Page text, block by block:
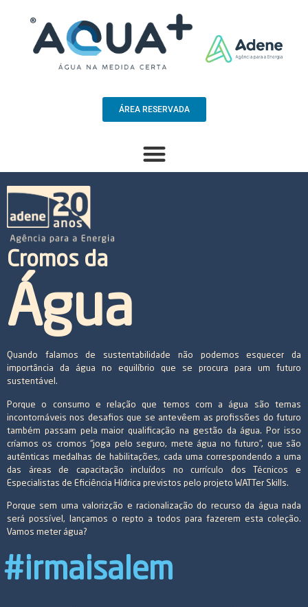
ÁREA RESERVADA
Cromos da
Água
Quando falamos de sustentabilidade não podemos esquecer da
importância da água no equilíbrio que se procura para um futuro
sustentável.
Porque o consumo e relação que temos com a água são temas
incontornáveis nos desafios que se antevêem as profissões do futuro
também passam pela maior qualificação na gestão da água. Por isso
críamos os cromos “joga pelo seguro, mete água no futuro”, que são
autênticas medalhas de habilitações, cada uma correspondendo a uma
das áreas de capacitação incluídos no currículo dos Técnicos e
Especialistas de Eficiência Hídrica previstos pelo projeto WATTer Skills.
Porque sem uma valorizção e racionalização do recurso da água nada
será possível, lançamos o repto a todos para fazerem esta coleção.
Vamos meter água?
#irmaisalem